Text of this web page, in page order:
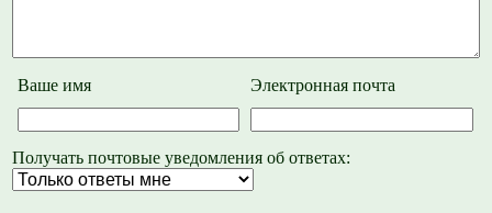
Ваше имя Электронная почта
Получать почтовые уведомления об ответах: